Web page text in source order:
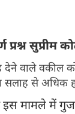
प्रश्न सुप्रीम
देने वाले वकील
से अधिक
इस मामले में